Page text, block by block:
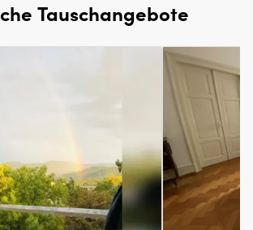
Tauschangebote